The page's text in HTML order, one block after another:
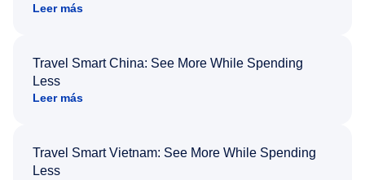
Leer más
Travel Smart China: See More While Spending
Less
Leer más
Travel Smart Vietnam: See More While Spending
Less